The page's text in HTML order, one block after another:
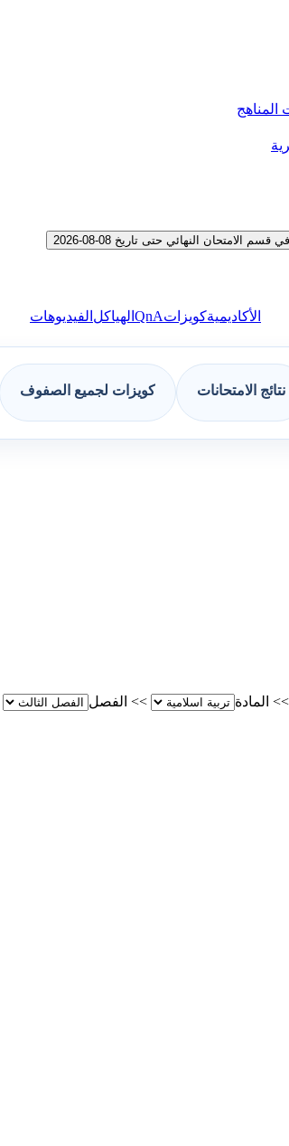
المناهج
النهائي حتى تاريخ 08-08-2026
الأكاديميةكويزاتQnA الهياكل الفيديوهات
نتائج الامتحانات كويزات لجميع الصفوف
>> المادة >> الفصل